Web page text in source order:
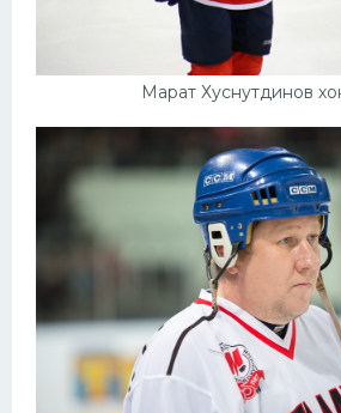
Марат Хуснутдинов